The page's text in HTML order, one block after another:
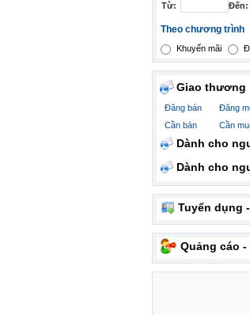
Từ: Đến:
Theo chương trình
Khuyến mãi
Giao thương
Đăng bán Đăng
Cần bán
Cần
Dành cho
Dành cho
Tuyển dụng
Quảng cáo -